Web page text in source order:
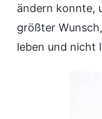
ändern konnte,
größter
leben und nicht